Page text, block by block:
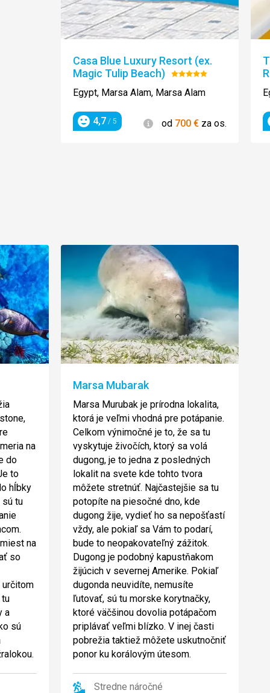
Casa Blue Luxury Resort (ex.
Magic Tulip Beach) Hodnotenie:
5/5
Egypt, Marsa Alam, Marsa Alam
Hodnotenie
4,7 / 5 Informácie
od 700 € za os.
na
do
to
hĺbky
tu
na
so
určitom
a
sú
Marsa Mubarak
Marsa Murubak je prírodna lokalita,
ktorá je veľmi vhodná pre potápanie.
Celkom výnimočné je to, že sa tu
vyskytuje živočích, ktorý sa volá
dugong, je to jedna z posledných
lokalit na svete kde tohto tvora
môžete stretnúť. Najčastejšie sa tu
potopíte na piesočné dno, kde
dugong žije, vydieť ho sa nepošťastí
vždy, ale pokiaľ sa Vám to podarí,
bude to neopakovateľný zážitok.
Dugong je podobný kapustňakom
žijúcich v severnej Amerike. Pokiaľ
dugonda neuvidíte, nemusíte
ľutovať, sú tu morske korytnačky,
ktoré väčšinou dovolia potápačom
priplávať veľmi blízko. V inej časti
pobrežia taktiež môžete uskutnočniť
ponor ku korálovým útesom.
Stredne náročné